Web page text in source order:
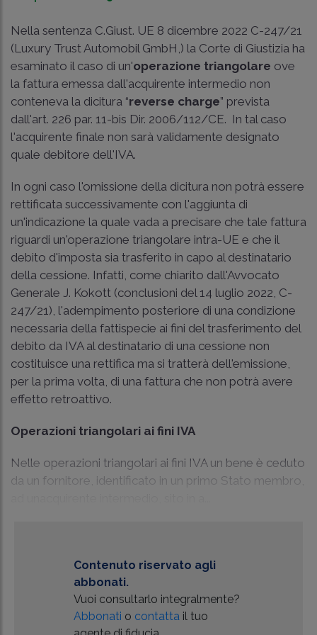
Nella sentenza C.Giust. UE 8 dicembre 2022 C-247/21
(Luxury Trust Automobil GmbH,) la Corte di Giustizia ha
esaminato il caso di un'operazione triangolare ove
la fattura emessa dall'acquirente intermedio non
conteneva la dicitura “reverse charge” prevista
dall'art. 226 par. 11-bis Dir. 2006/112/CE. In tal caso
l'acquirente finale non sarà validamente designato
quale debitore dell'IVA.
In ogni caso l'omissione della dicitura non potrà essere
rettificata successivamente con l'aggiunta di
un'indicazione la quale vada a precisare che tale fattura
riguardi un'operazione triangolare intra-UE e che il
debito d'imposta sia trasferito in capo al destinatario
della cessione. Infatti, come chiarito dall'Avvocato
Generale J. Kokott (conclusioni del 14 luglio 2022, C-
247/21), l'adempimento posteriore di una condizione
necessaria della fattispecie ai fini del trasferimento del
debito da IVA al destinatario di una cessione non
costituisce una rettifica ma si tratterà dell'emissione,
per la prima volta, di una fattura che non potrà avere
effetto retroattivo.
Operazioni triangolari ai fini IVA
Nelle operazioni triangolari ai fini IVA un bene è ceduto
da un fornitore, identificato in un primo Stato membro,
Contenuto riservato agli
abbonati.
Vuoi consultarlo integralmente?
Abbonati o contattail tuo